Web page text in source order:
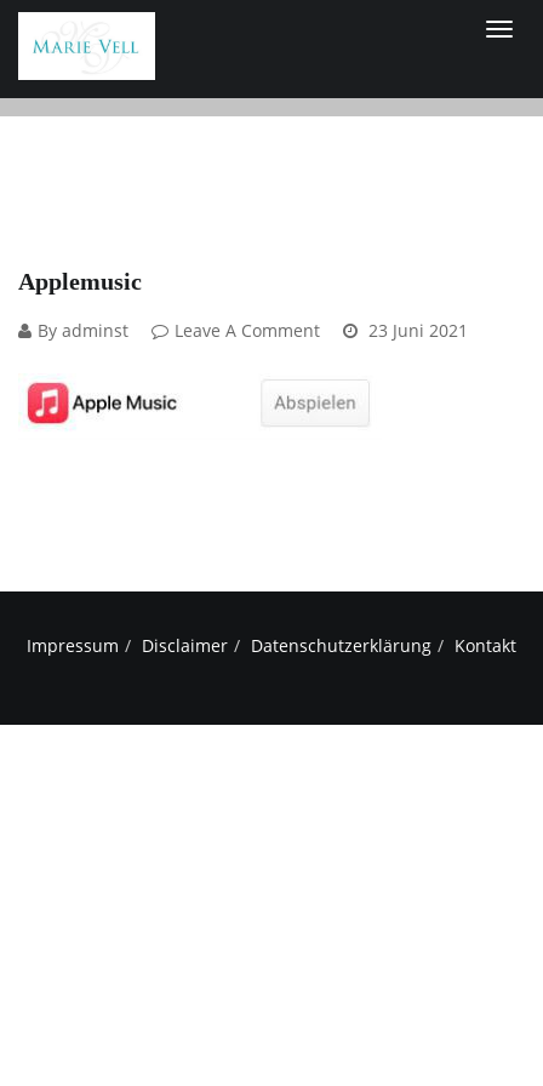
Applemusic
By adminst Leave A Comment 23 Juni 2021
Impressum Disclaimer Datenschutzerklärung Kontakt